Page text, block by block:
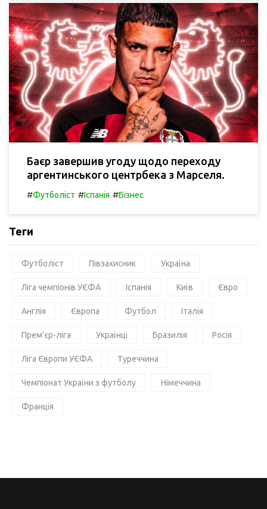
Баєр завершив угоду щодо переходу
аргентинського центрбека з Марселя.
#Футболіст #Іспанія #Бізнес
Теги
Футболіст Півзахисник Україна
Ліга чемпіонів УЄФА Іспанія Київ Євро
Англія Європа Футбол Італія
Прем'єр-ліга Українці Бразилія Росія
Ліга Європи УЄФА Туреччина
Чемпіонат України з футболу Німеччина
Франція